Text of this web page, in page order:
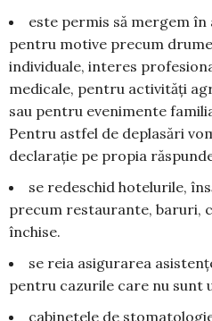
este permis să mergem
pentru motive precum
individuale, interes
medicale, pentru activități
sau pentru evenimente
Pentru astfel de deplasări
declarație pe propia
se redeschid hotelurile,
precum restaurante, baruri,
închise.
se reia asigurarea
pentru cazurile care nu sunt
cabinetele de